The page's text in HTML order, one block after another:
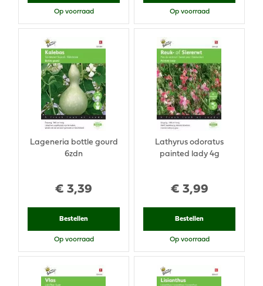
Op voorraad Op voorraad
€ 3,39
Lageneria bottle gourd
6zdn
Bestellen
Op voorraad
€ 3,99
Lathyrus odoratus
painted lady 4g
Bestellen
Op voorraad